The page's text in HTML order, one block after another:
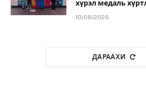
хүрэл медаль
10/08/2026
ДАРААХИ